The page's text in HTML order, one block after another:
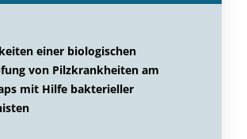
einer biologischen
von Pilzkrankheiten am
mit Hilfe bakterieller